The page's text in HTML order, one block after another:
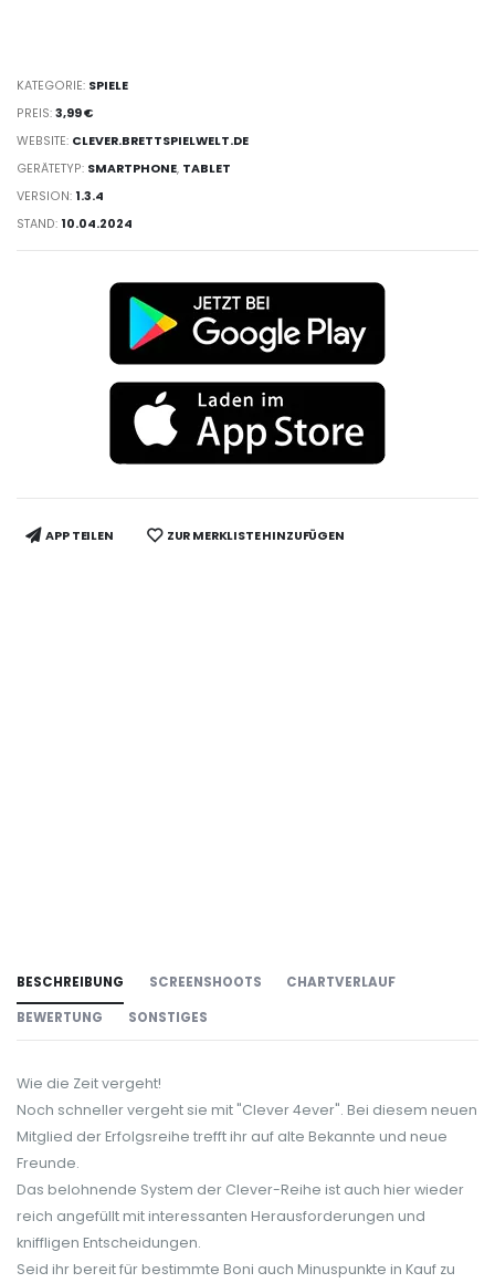
KATEGORIE: SPIELE
PREIS:3,99 €
WEBSITE: CLEVER.BRETTSPIELWELT.DE
GERÄTETYP: SMARTPHONE, TABLET
VERSION: 1.3.4
STAND: 10.04.2024
APP TEILEN ZUR MERKLISTE HINZUFÜGEN
BESCHREIBUNG SCREENSHOOTS CHARTVERLAUF
BEWERTUNG SONSTIGES
Wie die Zeit vergeht!
Noch schneller vergeht sie mit "Clever 4ever". Bei diesem neuen
Mitglied der Erfolgsreihe trefft ihr auf alte Bekannte und neue
Freunde.
Das belohnende System der Clever-Reihe ist auch hier wieder
reich angefüllt mit interessanten Herausforderungen und
kniffligen Entscheidungen.
Seid ihr bereit für bestimmte Boni auch Minuspunkte in Kauf zu